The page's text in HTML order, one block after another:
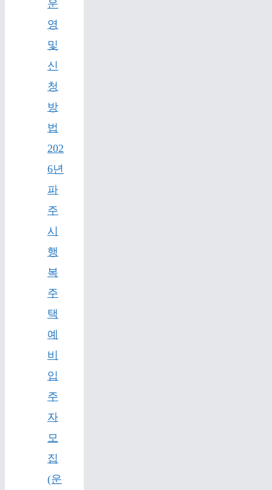
운
영
및
신
청
방
법
202
6년
파
주
시
행
복
주
택
예
비
입
주
자
모
집
(운